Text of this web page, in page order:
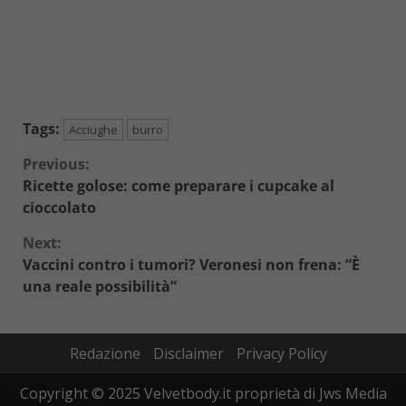
Tags: Acciughe burro
Continue
Reading
Previous:
Ricette golose: come preparare i cupcake al
cioccolato
Next:
Vaccini contro i tumori? Veronesi non frena: “È
una reale possibilità”
Redazione Disclaimer
Privacy Policy
Copyright © 2025 Velvetbody.it proprietà di Jws Media